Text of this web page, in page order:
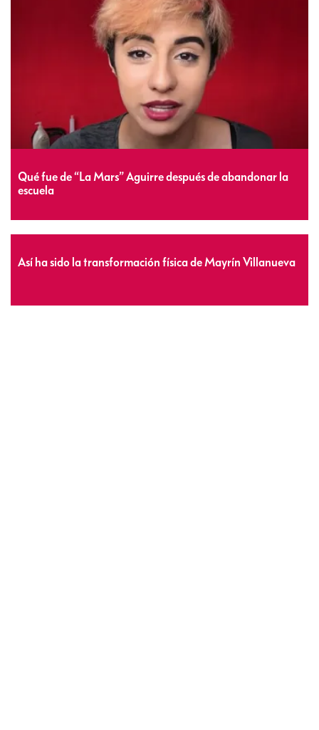
Qué fue de “La Mars” Aguirre después de abandonar la
escuela
Así ha sido la transformación física de Mayrín Villanueva